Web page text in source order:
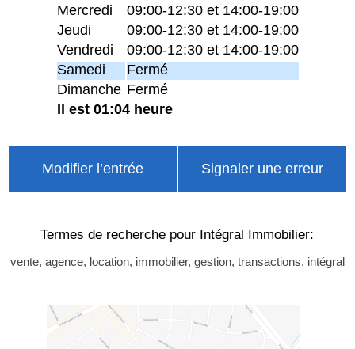
Mercredi
09:00-12:30 et 14:00-19:00
Jeudi
09:00-12:30 et 14:00-19:00
Vendredi
09:00-12:30 et 14:00-19:00
Samedi
Fermé
Dimanche Fermé
Il est 01:04 heure
Modifier l’entrée Signaler une erreur
Termes de recherche pour Intégral Immobilier:
vente, agence, location, immobilier, gestion, transactions, intégral